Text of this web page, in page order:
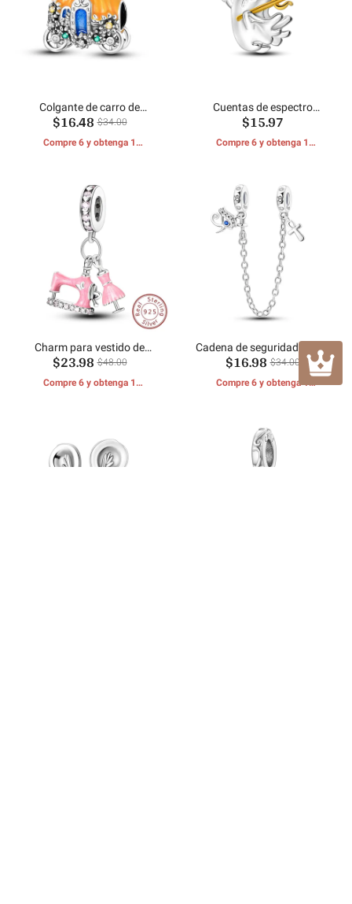
Colgante de carro de
calabaza
$16.48 $34.00
Compre 6 y obtenga 1
Cuentas de espectro
fantasma
$15.97
Compre 6 y obtenga 1
Charm para vestido de
máquina de coser
$23.98 $48.00
Compre 6 y obtenga 1
Cadena de seguridad de los
guardias de Egipto
$16.98 $34.00
Compre 6 y obtenga 1